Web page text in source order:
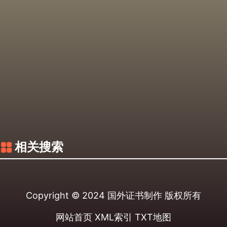
相关搜索
Copyright © 2024 国外证书制作 版权所有
网站首页 XML索引 TXT地图